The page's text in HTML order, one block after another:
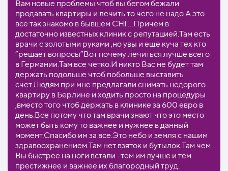
Вам новые проблемы чтоб вы бегом бежали
продавать квартиры и лечить то чего не надо.А это
все так знакомо в бывшем СНГ…Причем в
достаточно известных клиник с репутацией.Там есть
врачи с золотыми руками ,но увы и еще куча тех кто
“решает вопросы”Вот почему лечиться лучше всего
в Германии.Там все четко.И никто Вас не будет там
держать подольше чтоб побольше выставить
счет.Людям при мне предлагали снимать недорого
квартиру в Берлине и ходить просто на процедуры
,вместо того чтоб держать в клинике за 600 евро в
день.Все потому что там врачи знают что это место
может быть кому то важнее и нужнее в данный
момент.Спасибо им за все.Это небо и земля с нашим
здравоохранением.Там нет взяток и бутылок.Там чем
Вы быстрее на ноги встали -тем им лучше и тем
престижнее и важнее их благородный труд.